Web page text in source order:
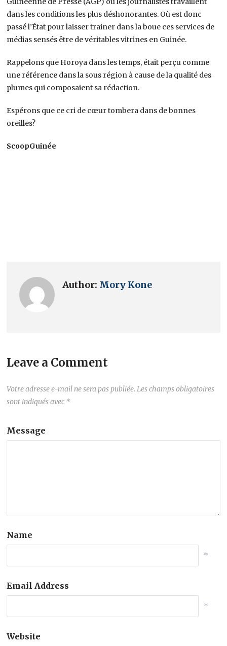
dans les conditions les plus déshonorantes. Où est donc
passé l’État pour laisser trainer dans la boue ces services de
médias sensés être de véritables vitrines en Guinée.
Rappelons que Horoya dans les temps, était perçu comme
une référence dans la sous région à cause de la qualité des
plumes qui composaient sa rédaction.
Espérons que ce cri de cœur tombera dans de bonnes
oreilles?
ScoopGuinée
Author: Mory Kone
Leave a Comment
Votre adresse e-mail ne sera pas publiée. Les champs obligatoires
sont indiqués avec *
Message
Name
*
Email Address
*
Website